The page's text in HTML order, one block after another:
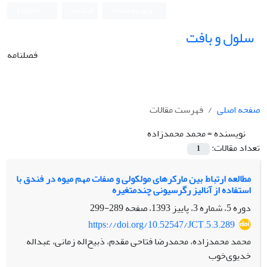
سلول و بافت
فصلنامه
صفحه اصلی
فهرست مقالات
نویسنده =محمد محمدزاده
تعداد مقالات:
1
مطالعه ارتباط بین مارکرهای مولکولی و صفات مهم میوه در فندق با
استفاده از آنالیز رگرسیونی چندمتغیره
دوره 5، شماره 3، پاییز 1393، صفحه
289-299
https://doi.org/10.52547/JCT.5.3.289
محمد محمدزاده، محمدرضا فتاحی مقدم، ذبیح‌اله زمانی، عبداله
خدیوی‌خوب